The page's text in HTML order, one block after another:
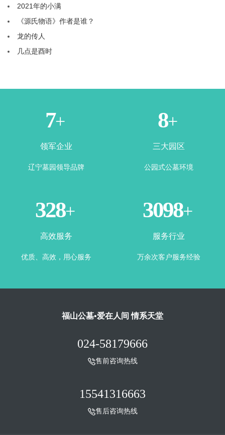
2021年的小满
《源氏物语》作者是谁？
龙的传人
几点是酉时
1+
领军企业
辽宁墓园领导品牌
3+
三大园区
公园式公墓环境
365+
高效服务
优质、高效，用心服务
3500+
服务行业
万余次客户服务经验
福山公墓•爱在人间 情系天堂
024-58179666
售前咨询热线
15541316663
售后咨询热线